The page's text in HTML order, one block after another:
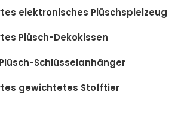
elektronisches Plüschspielzeug
Plüsch-Dekokissen
Schlüsselanhänger
gewichtetes Stofftier